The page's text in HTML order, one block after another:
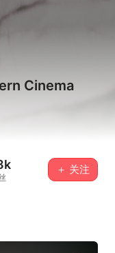
Cinema
＋ 关注